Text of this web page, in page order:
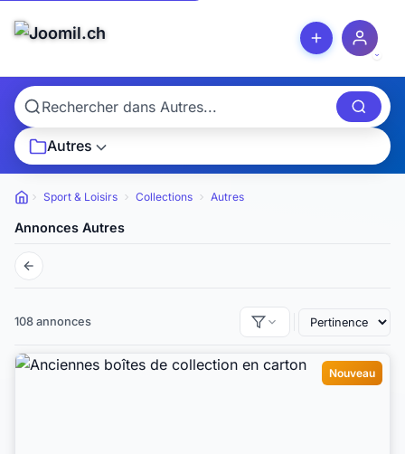
Autres
Petites annonces
Sport & Loisirs Collections Autres
Annonces Autres
108 annonces
Nouveau